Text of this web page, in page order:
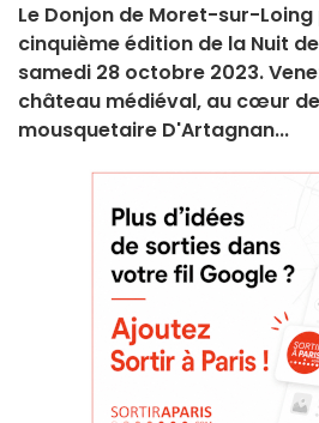
Le Donjon de Moret-sur-
cinquième édition de la Nuit
samedi 28 octobre 2023.
château médiéval, au cœur
mousquetaire D'Artagnan...